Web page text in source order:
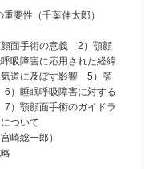
要性（千葉伸太郎）
面手術の意義 2）顎顔
吸障害に応用された経緯
道に及ぼす影響 5）顎
）睡眠呼吸障害に対する
）顎顔面手術のガイドラ
ついて
崎総一郎）